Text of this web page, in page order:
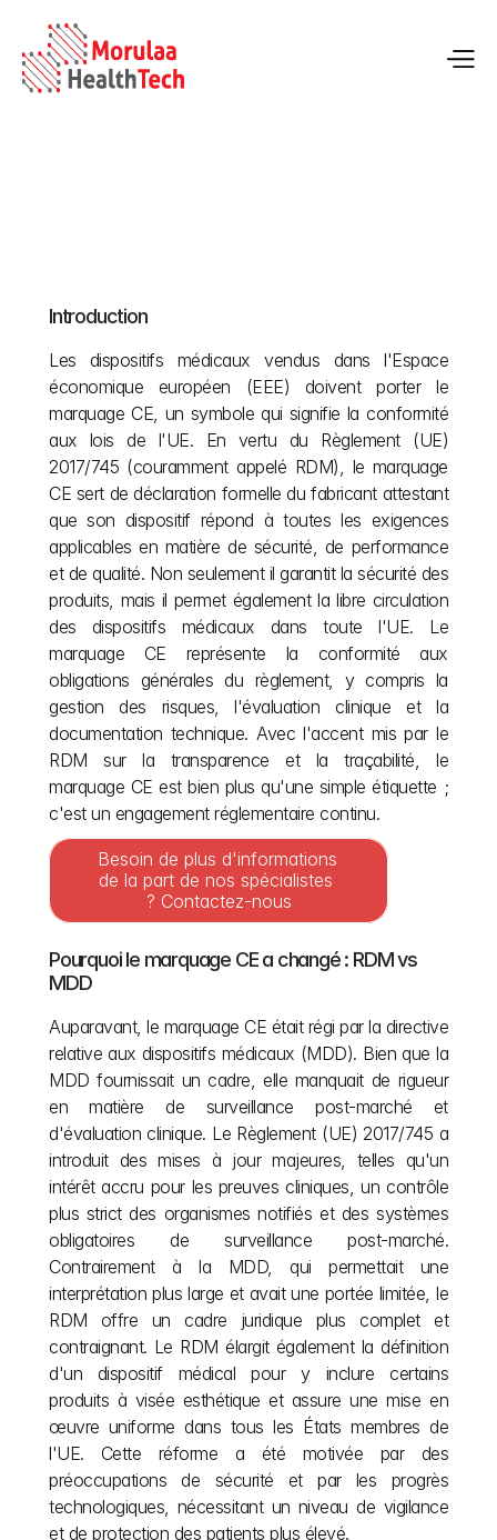
Introduction
Les dispositifs médicaux vendus dans l'Espace
économique européen (EEE) doivent porter le
marquage CE, un symbole qui signifie la conformité
aux lois de l'UE. En vertu du Règlement (UE)
2017/745 (couramment appelé RDM), le marquage
CE sert de déclaration formelle du fabricant attestant
que son dispositif répond à toutes les exigences
applicables en matière de sécurité, de performance
et de qualité. Non seulement il garantit la sécurité des
produits, mais il permet également la libre circulation
des dispositifs médicaux dans toute l'UE. Le
marquage CE représente la conformité aux
obligations générales du règlement, y compris la
gestion des risques, l'évaluation clinique et la
documentation technique. Avec l'accent mis par le
RDM sur la transparence et la traçabilité, le
marquage CE est bien plus qu'une simple étiquette ;
c'est un engagement réglementaire continu.
Besoin de plus d'informations
de la part de nos spécialistes
? Contactez-nous
Pourquoi le marquage CE a changé : RDM vs
MDD
Auparavant, le marquage CE était régi par la directive
relative aux dispositifs médicaux (MDD). Bien que la
MDD fournissait un cadre, elle manquait de rigueur
en matière de surveillance post-marché et
d'évaluation clinique. Le Règlement (UE) 2017/745 a
introduit des mises à jour majeures, telles qu'un
intérêt accru pour les preuves cliniques, un contrôle
plus strict des organismes notifiés et des systèmes
obligatoires de surveillance post-marché.
Contrairement à la MDD, qui permettait une
interprétation plus large et avait une portée limitée, le
RDM offre un cadre juridique plus complet et
contraignant. Le RDM élargit également la définition
d'un dispositif médical pour y inclure certains
produits à visée esthétique et assure une mise en
œuvre uniforme dans tous les États membres de
l'UE. Cette réforme a été motivée par des
préoccupations de sécurité et par les progrès
technologiques, nécessitant un niveau de vigilance
et de protection des patients plus élevé.